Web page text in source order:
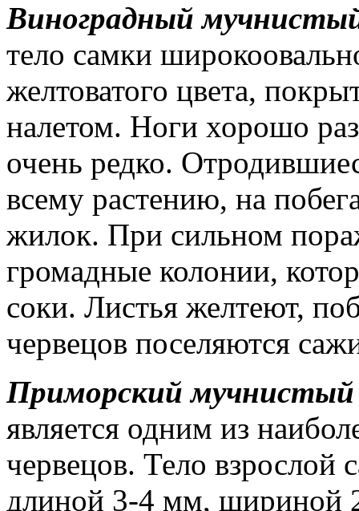
Виноградный
тело самки
желтоватого цвета,
налетом. Ноги хорошо
очень редко.
всему растению, на
жилок. При сильном
громадные колонии,
соки. Листья желтеют,
червецов поселяются
Приморский мучнистый
является одним из
червецов. Тело взрослой
длиной 3-4 мм, шириной